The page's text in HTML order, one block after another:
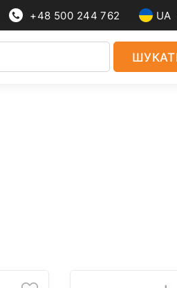
+48 500 244 762 UA